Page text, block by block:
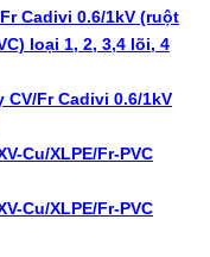
Cadivi 0.6/1kV (ruột
loại 1, 2, 3,4 lõi, 4
Fr Cadivi 0.6/1kV
Cu/XLPE/Fr-PVC
Cu/XLPE/Fr-PVC